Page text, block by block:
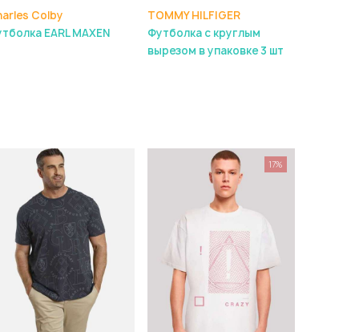
Colby
EARL MAXEN
TOMMY HILFIGER
Футболка с круглым
вырезом в упаковке 3 шт
17%